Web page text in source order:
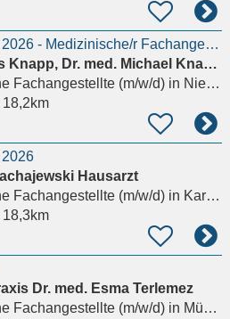
Ausbildung 2026 - Medizinische/r Fachangestellte/r Allgemeinmedizin (m/w/d)
Dr. med. Iris Knapp, Dr. med. Michael Knapp Allgemeinmedizin
Fachangestellte (m/w/d)in Niefern-Öschelbronn
18,2km
Hausarzt
Fachangestellte (m/w/d)in Karlsruhe, Daxlanden
18,3km
Dr. med. Esma Terlemez
Fachangestellte (m/w/d)in Mühlacker